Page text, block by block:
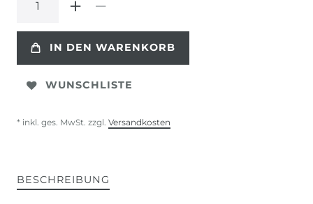
IN DEN WARENKORB
WUNSCHLISTE
* inkl. ges. MwSt. zzgl. Versandkosten
BESCHREIBUNG